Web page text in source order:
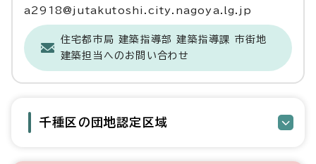
a2918@jutakutoshi.city.nagoya.lg.jp
住宅都市局 建築指導部 建築指導課 市街地
建築担当へのお問い合わせ
千種区の団地認定区域